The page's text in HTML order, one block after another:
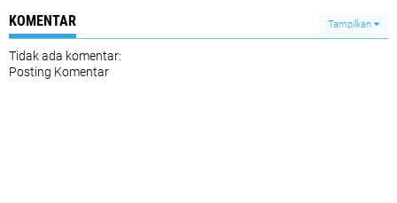
KOMENTAR Tampilkan
Tidak ada komentar:
Posting Komentar